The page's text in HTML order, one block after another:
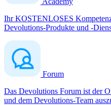
Ihr KOSTENLOSES
Devolutions-Produkte und -
Forum
Das Devolutions Forum ist der
und dem Devolutions-Team